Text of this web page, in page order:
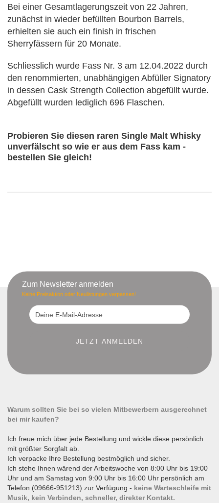
Bei einer Gesamtlagerungszeit von 22 Jahren,
zunächst in wieder befüllten Bourbon Barrels,
erhielten sie auch ein finish in frischen
Sherryfässern für 20 Monate.
Schliesslich wurde Fass Nr. 3 am 12.04.2022 durch
den renommierten, unabhängigen Abfüller Signatory
in dessen Cask Strength Collection abgefüllt wurde.
Abgefüllt wurden lediglich 696 Flaschen.
Probieren Sie diesen raren Single Malt Whisky
unverfälscht so wie er aus dem Fass kam -
bestellen Sie gleich!
Zum Newsletter anmelden
Keine Preisaktion oder Neulistungen verpassen!
Warum sollten Sie bei so vielen Mitbewerbern ausgerechnet
bei mir kaufen?
Ich freue mich über jede Bestellung und wickle diese persönlich
mit größter Sorgfalt ab.
Ich verpacke Ihre Bestellung bestmöglich und sicher.
Ich stehe Ihnen wärend der Arbeitswoche von 8:00 Uhr bis 19:00
Uhr und am Samstag von 9:00 Uhr bis 16:00 Uhr persönlich am
Telefon (09666-951213) zur Verfügung - keine Warteschleife mit
Musik, kein Verbinden, schneller, direkter Kontakt.